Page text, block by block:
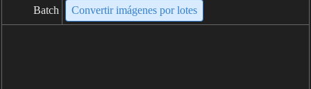
Batch Convertir imágenes por lotes